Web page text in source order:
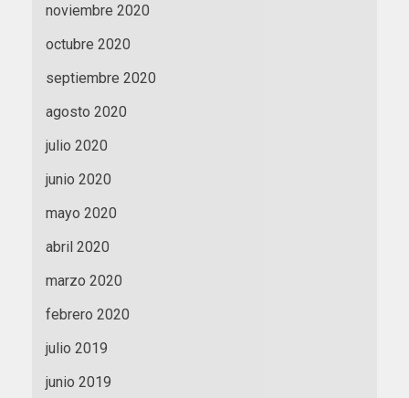
noviembre 2020
octubre 2020
septiembre 2020
agosto 2020
julio 2020
junio 2020
mayo 2020
abril 2020
marzo 2020
febrero 2020
julio 2019
junio 2019